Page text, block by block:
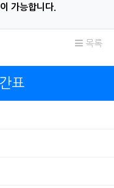
가능합니다.
목록
표